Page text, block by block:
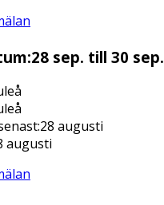
28 sep. till 30 sep.
:28 augusti
augusti